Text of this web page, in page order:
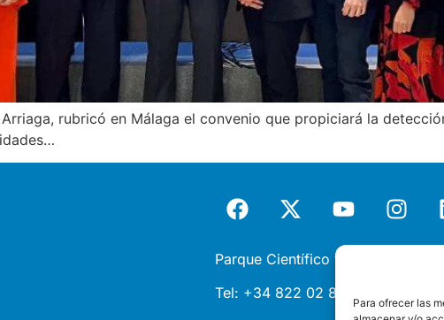
Para ofrecer las
rubricó en Málaga el convenio que propiciará la
Parque Científico y Tecnológico
Tel: +34 822 02 85 87 |